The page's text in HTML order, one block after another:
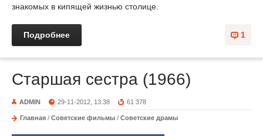
знакомых в кипящей жизнью столице.
1
Подробнее
Старшая сестра (1966)
ADMIN 29-11-2012, 13:38 61 378
Главная / Советские фильмы / Советские драмы